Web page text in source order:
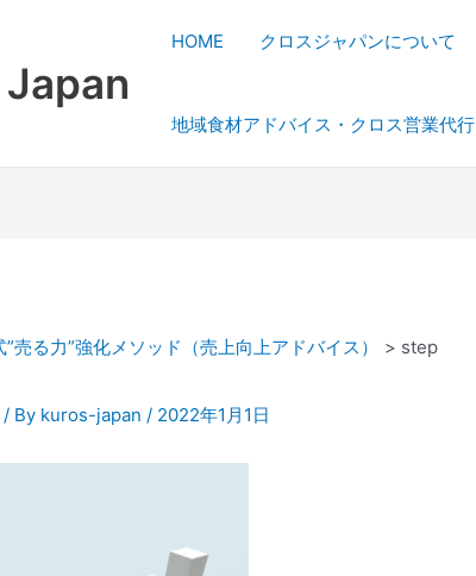
Japan
HOME クロスジャパンについて
地域食材アドバイス・クロス営業代行
”売る力”強化メソッド（売上向上アドバイス） step
/ By kuros-japan/ 2022年1月1日